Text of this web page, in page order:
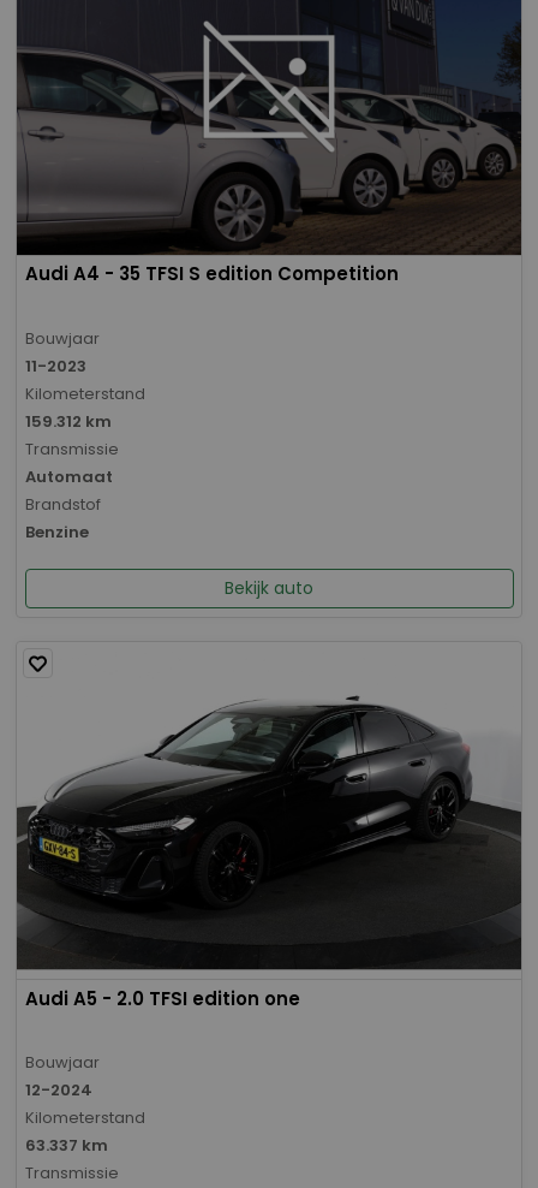
Audi A4 - 35 TFSI S edition Competition
Bouwjaar
11-2023
Kilometerstand
159.312 km
Transmissie
Automaat
Brandstof
Benzine
Bekijk auto
Audi A5 - 2.0 TFSI edition one
Bouwjaar
12-2024
Kilometerstand
63.337 km
Transmissie